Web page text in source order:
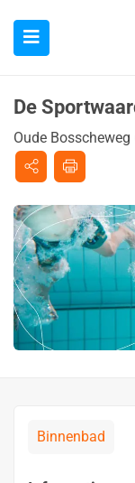
De
Oude
Binnenbad